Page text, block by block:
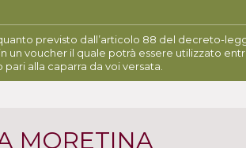
previsto dall’articolo 88 del decreto-
voucher il quale potrà essere utilizzato
alla caparra da voi versata.
MORETINA